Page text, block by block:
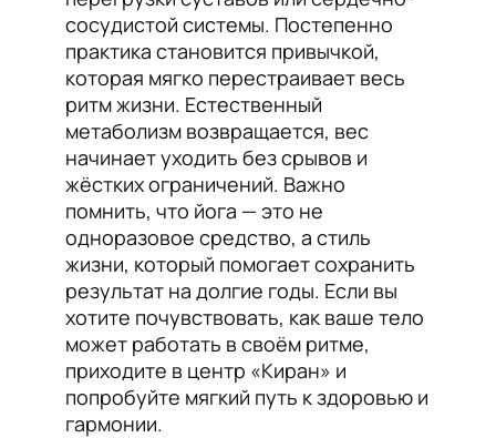
сосудистой системы. Постепенно
практика становится привычкой,
которая мягко перестраивает весь
ритм жизни. Естественный
метаболизм возвращается, вес
начинает уходить без срывов и
жёстких ограничений. Важно
помнить, что йога — это не
одноразовое средство, а стиль
жизни, который помогает сохранить
результат на долгие годы. Если вы
хотите почувствовать, как ваше тело
может работать в своём ритме,
приходите в центр «Киран» и
попробуйте мягкий путь к здоровью и
гармонии.